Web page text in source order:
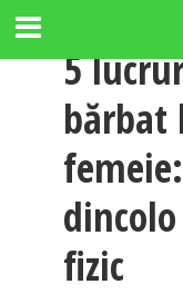
5
bărbat
fizic